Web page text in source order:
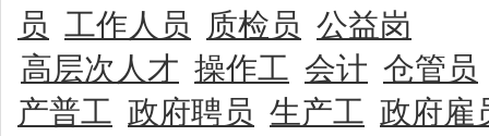
员 工作人员 质检员 公益岗
高层次人才 操作工 会计 仓管员
产普工 政府聘员 生产工 政府雇